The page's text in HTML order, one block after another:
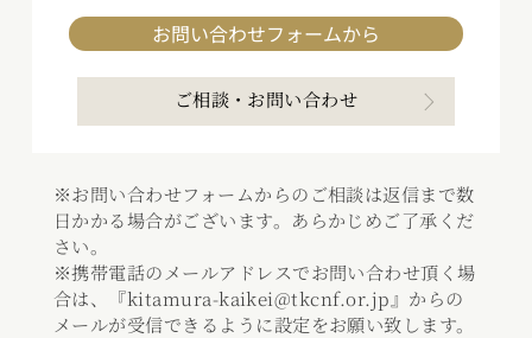
お問い合わせフォームから
ご相談・お問い合わせ
※お問い合わせフォームからのご相談は返信まで数
日かかる場合がございます。あらかじめご了承くだ
さい。
※携帯電話のメールアドレスでお問い合わせ頂く場
合は、『kitamura-kaikei@tkcnf.or.jp』からの
メールが受信できるように設定をお願い致します。